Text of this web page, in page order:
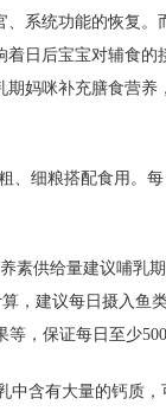
、系统功能的恢复。
着日后宝宝对辅食的
期妈咪补充膳食营养
、细粮搭配食用。
素供给量建议哺乳
，建议每日摄入鱼
等，保证每日至少
中含有大量的钙质，